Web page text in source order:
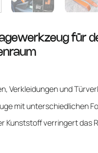
für
Verkleidungen und
mit unterschiedlichen
Kunststoff verringert das